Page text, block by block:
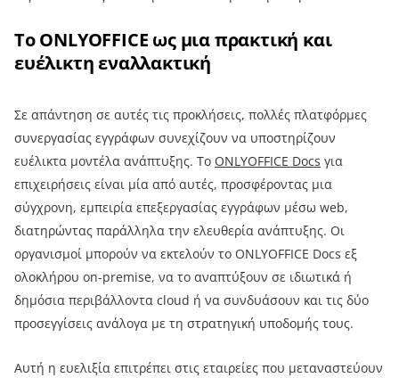
Το ONLYOFFICE ως μια πρακτική και
ευέλικτη εναλλακτική
Σε απάντηση σε αυτές τις προκλήσεις, πολλές πλατφόρμες
συνεργασίας εγγράφων συνεχίζουν να υποστηρίζουν
ευέλικτα μοντέλα ανάπτυξης. Το ONLYOFFICE Docs για
επιχειρήσεις είναι μία από αυτές, προσφέροντας μια
σύγχρονη, εμπειρία επεξεργασίας εγγράφων μέσω web,
διατηρώντας παράλληλα την ελευθερία ανάπτυξης. Οι
οργανισμοί μπορούν να εκτελούν το ONLYOFFICE Docs εξ
ολοκλήρου on-premise, να το αναπτύξουν σε ιδιωτικά ή
δημόσια περιβάλλοντα cloud ή να συνδυάσουν και τις δύο
προσεγγίσεις ανάλογα με τη στρατηγική υποδομής τους.
Αυτή η ευελιξία επιτρέπει στις εταιρείες που μεταναστεύουν